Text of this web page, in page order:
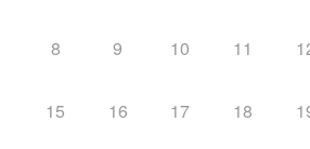
8 9 10 11
15 16 17 18